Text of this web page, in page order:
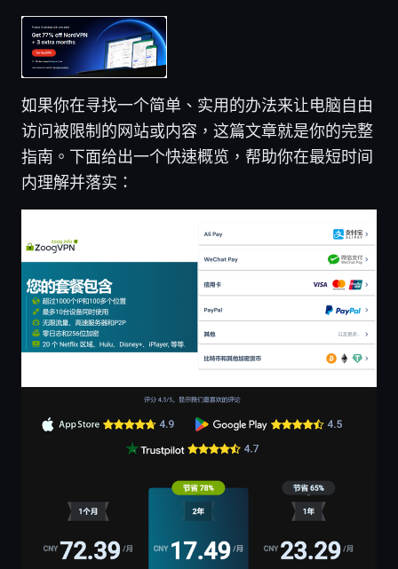
如果你在寻找一个简单、实用的办法来让电脑自由
访问被限制的网站或内容，这篇文章就是你的完整
指南。下面给出一个快速概览，帮助你在最短时间
内理解并落实：